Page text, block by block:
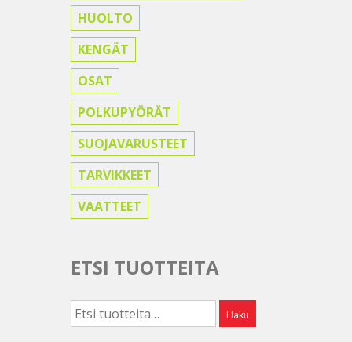
HUOLTO
KENGÄT
OSAT
POLKUPYÖRÄT
SUOJAVARUSTEET
TARVIKKEET
VAATTEET
ETSI TUOTTEITA
Etsi: Haku